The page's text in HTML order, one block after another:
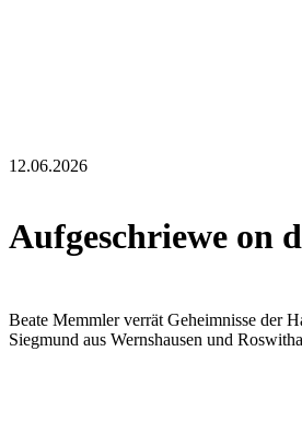
12.06.2026
Aufgeschriewe on
Beate Memmler verrät Geheimnisse der
Siegmund aus Wernshausen und